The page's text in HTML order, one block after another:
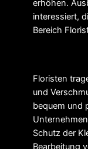
erhöhen.
interessiert,
Bereich
Floristen
und
bequem und
Schutz der
Bearbeitung